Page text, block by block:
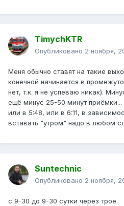
TimychKTR
Опубликовано 2 ноября,
Меня обычно ставят на такие
конечной начинается в
нет, т.к. я не успеваю никак).
ещё минус 25-50 минут
или в 5:48, или в 6:11, в
вставать "утром" надо в любом
Suntechnic
Опубликовано 2 ноября,
с 9-30 до 9-30 сутки через трое.